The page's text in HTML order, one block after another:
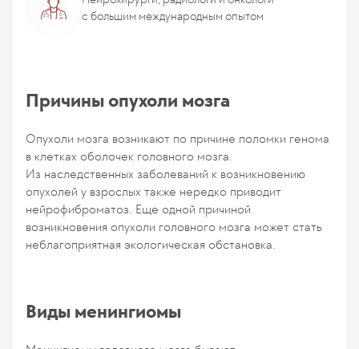
с большим международным опытом
Причины опухоли мозга
Опухоли мозга возникают по причине поломки генома
в клетках оболочек головного мозга.
Из наследственных заболеваний к возникновению
опухолей у взрослых также нередко приводит
нейрофиброматоз. Еще одной причиной
возникновения опухоли головного мозга может стать
неблагоприятная экологическая обстановка.
Виды менингиомы